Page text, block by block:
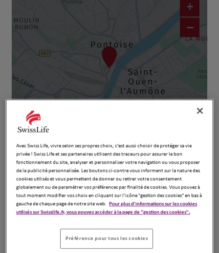
+
−
Leaflet| Map ©2026HERE
Avec Swiss Life, vivre selon ses propres choix, c’est aussi choisir de protéger sa vie
privée ! Swiss Life et ses partenaires utilisent des traceurs pour assurer le bon
fonctionnement du site, analyser et personnaliser votre navigation ou vous proposer
de la publicité personnalisée. Les boutons ci-contre vous informent sur la nature des
cookies utilisés et vous permettent de donner ou retirer votre consentement
globalement ou de paramétrer vos préférences par finalité de cookies. Vous pouvez à
tout moment modifier vos choix en cliquant sur l’icône "gestion des cookies" en bas à
gauche de chaque page de notre site web. Pour plus d'informations sur les cookies
utilisés sur Swisslife.fr, vous pouvez accéder à la page de "gestion des cookies".
Préférence pour tous les cookies